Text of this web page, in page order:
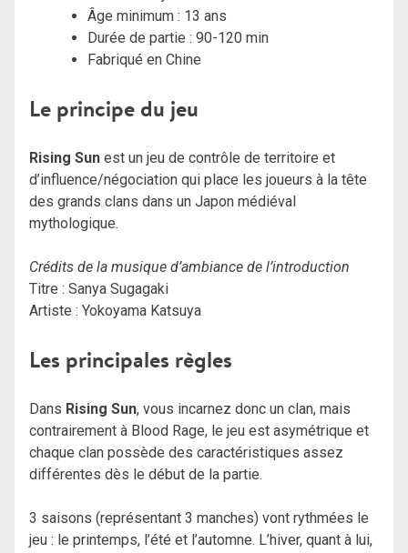
Âge minimum : 13 ans
Durée de partie : 90-120 min
Fabriqué en Chine
Le principe du jeu
Rising Sun est un jeu de contrôle de territoire et
d’influence/négociation qui place les joueurs à la tête
des grands clans dans un Japon médiéval
mythologique.
Crédits de la musique d’ambiance de l’introduction
Titre : Sanya Sugagaki
Artiste : Yokoyama Katsuya
Les principales règles
Dans Rising Sun, vous incarnez donc un clan, mais
contrairement à Blood Rage, le jeu est asymétrique et
chaque clan possède des caractéristiques assez
différentes dès le début de la partie.
3 saisons (représentant 3 manches) vont rythmées le
jeu : le printemps, l’été et l’automne. L’hiver, quant à lui,